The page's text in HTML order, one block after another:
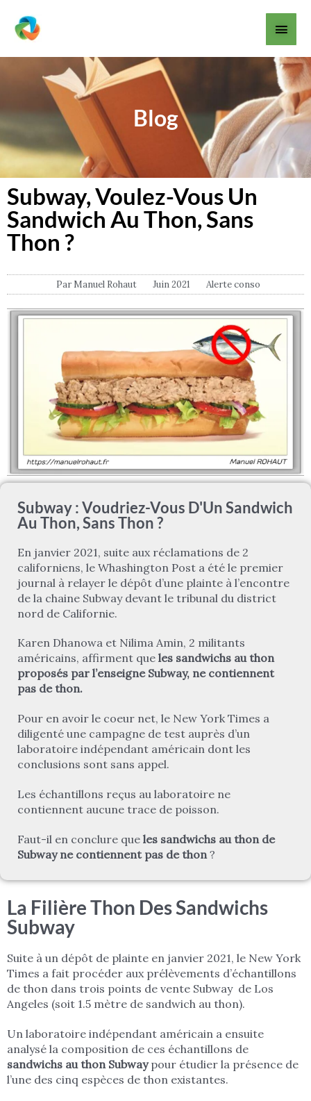
contenu
Blog
Subway, Voulez-Vous Un
Sandwich Au Thon, Sans
Thon ?
Par Manuel Rohaut Juin 2021 Alerte conso
Subway : Voudriez-Vous D'Un Sandwich
Au Thon, Sans Thon?
En janvier 2021, suite aux réclamations de 2
californiens, le Whashington Post a été le premier
journal à relayer le dépôt d’une plainte à l’encontre
de la chaine Subway devant le tribunal du district
nord de Californie.
Karen Dhanowa et Nilima Amin, 2 militants
américains, affirment que les sandwichs au thon
proposés par l’enseigne Subway, ne contiennent
pas de thon.
Pour en avoir le coeur net, le New York Times a
diligenté une campagne de test auprès d’un
laboratoire indépendant américain dont les
conclusions sont sans appel.
Les échantillons reçus au laboratoire ne
contiennent aucune trace de poisson.
Faut-il en conclure que les sandwichs au thon de
Subway ne contiennent pas de thon ?
La Filière Thon Des Sandwichs
Subway
Suite à un dépôt de plainte en janvier 2021, le New York
Times a fait procéder aux prélèvements d’échantillons
de thon dans trois points de vente Subway de Los
Angeles (soit 1.5 mètre de sandwich au thon).
Un laboratoire indépendant américain a ensuite
analysé la composition de ces échantillons de
sandwichs au thon Subwaypour étudier la présence de
l’une des cinq espèces de thon existantes.